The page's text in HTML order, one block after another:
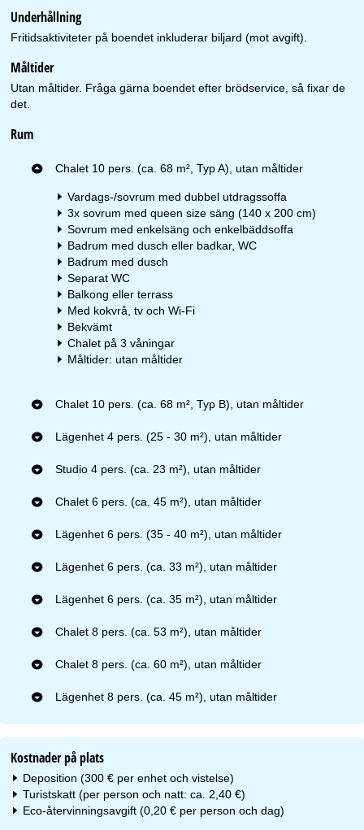
Underhållning
Fritidsaktiviteter på boendet inkluderar biljard (mot avgift).
Måltider
Utan måltider. Fråga gärna boendet efter brödservice, så fixar de
det.
Rum
Chalet 10 pers. (ca. 68 m², Typ A), utan måltider
Vardags-/sovrum med dubbel utdragssoffa
3x sovrum med queen size säng (140 x 200 cm)
Sovrum med enkelsäng och enkelbäddsoffa
Badrum med dusch eller badkar, WC
Badrum med dusch
Separat WC
Balkong eller terrass
Med kokvrå, tv och Wi-Fi
Bekvämt
Chalet på 3 våningar
Måltider: utan måltider
Chalet 10 pers. (ca. 68 m², Typ B), utan måltider
Lägenhet 4 pers. (25 - 30 m²), utan måltider
Studio 4 pers. (ca. 23 m²), utan måltider
Chalet 6 pers. (ca. 45 m²), utan måltider
Lägenhet 6 pers. (35 - 40 m²), utan måltider
Lägenhet 6 pers. (ca. 33 m²), utan måltider
Lägenhet 6 pers. (ca. 35 m²), utan måltider
Chalet 8 pers. (ca. 53 m²), utan måltider
Chalet 8 pers. (ca. 60 m²), utan måltider
Lägenhet 8 pers. (ca. 45 m²), utan måltider
Kostnader på plats
Deposition (300 € per enhet och vistelse)
Turistskatt (per person och natt: ca. 2,40 €)
Eco-återvinningsavgift (0,20 € per person och dag)